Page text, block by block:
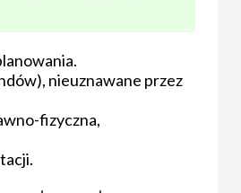
nieuznawane przez
fizyczna,